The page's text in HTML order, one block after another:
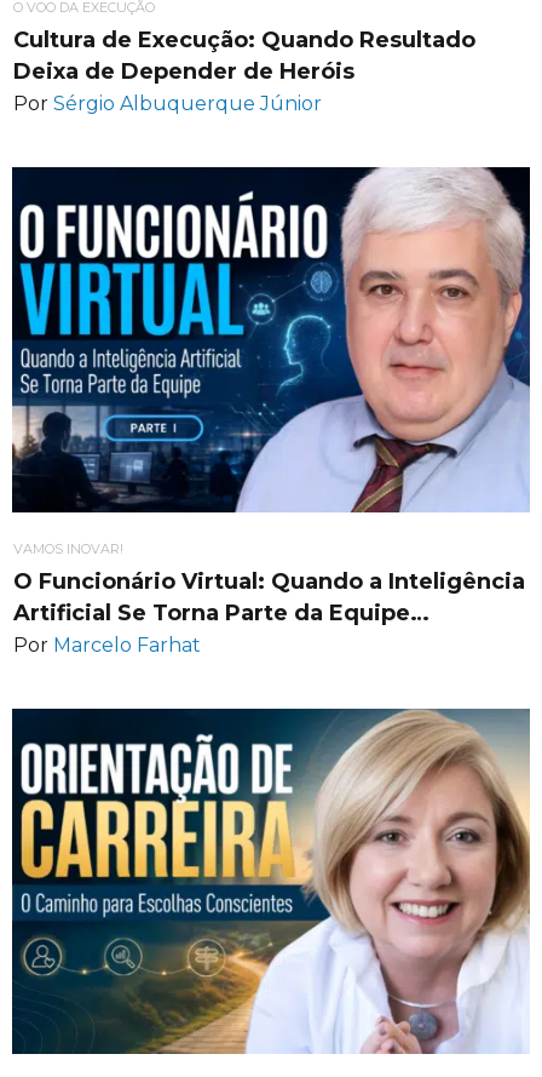
O VOO DA EXECUÇÃO
Cultura de Execução: Quando Resultado
Deixa de Depender de Heróis
Por Sérgio Albuquerque Júnior
VAMOS INOVAR!
O Funcionário Virtual: Quando a Inteligência
Artificial Se Torna Parte da Equipe…
Por Marcelo Farhat